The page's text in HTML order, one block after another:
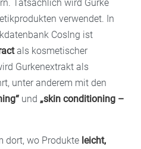
Tatsächlich wird Gurke
verwendet. In
CosIng ist
als kosmetischer
Gurkenextrakt als
unter anderem mit den
und „skin conditioning –
dort, wo Produkte leicht,